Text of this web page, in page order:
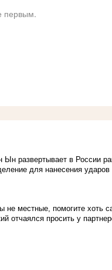
первым.
Ын развертывает в России
для нанесения ударов
не местные, помогите хоть
отчаялся просить у